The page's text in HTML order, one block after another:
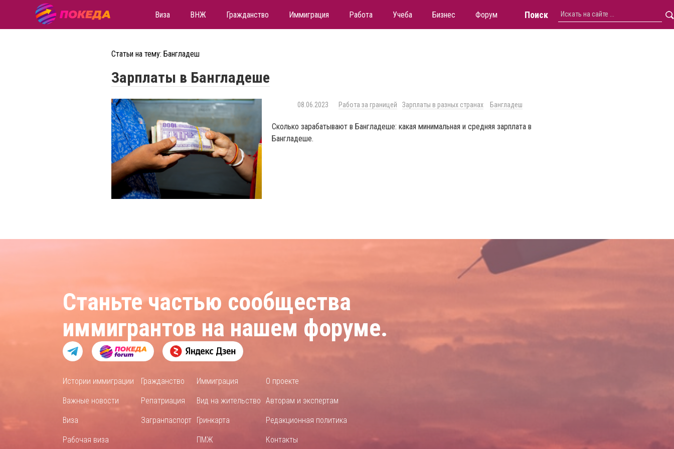
Виза ВНЖ Гражданство Иммиграция Работа Учеба Бизнес Форум Поиск
Статьи на тему: Бангладеш
Зарплаты в Бангладеше
08.06.2023 Работа за границей Зарплаты в разных странах Бангладеш
Сколько зарабатывают в Бангладеше: какая минимальная и средняя зарплата в
Бангладеше.
Станьте частью сообщества
иммигрантов на нашем форуме.
Истории иммиграции
Важные новости
Виза
Рабочая виза
Гражданство
Репатриация
Загранпаспорт
Иммиграция
Вид на жительство
Гринкарта
ПМЖ
О проекте
Авторам и экспертам
Редакционная политика
Контакты